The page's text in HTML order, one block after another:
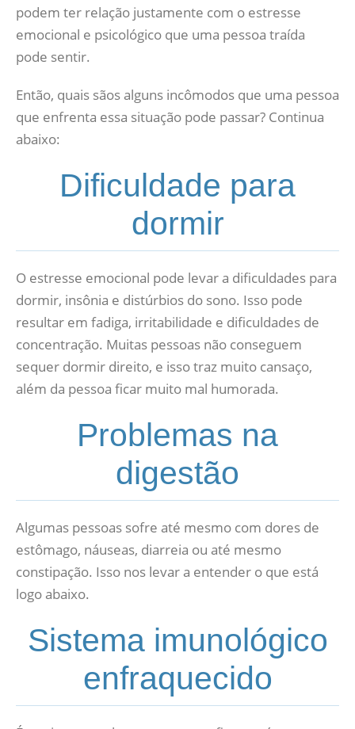
podem ter relação justamente com o estresse
emocional e psicológico que uma pessoa traída
pode sentir.
Então, quais sãos alguns incômodos que uma pessoa
que enfrenta essa situação pode passar? Continua
abaixo:
Dificuldade para
dormir
O estresse emocional pode levar a dificuldades para
dormir, insônia e distúrbios do sono. Isso pode
resultar em fadiga, irritabilidade e dificuldades de
concentração. Muitas pessoas não conseguem
sequer dormir direito, e isso traz muito cansaço,
além da pessoa ficar muito mal humorada.
Problemas na
digestão
Algumas pessoas sofre até mesmo com dores de
estômago, náuseas, diarreia ou até mesmo
constipação. Isso nos levar a entender o que está
logo abaixo.
Sistema imunológico
enfraquecido